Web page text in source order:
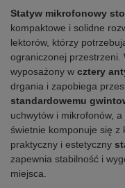
Statyw mikrofonowy
kompaktowe i solidne
lektorów, którzy
ograniczonej przestrzeni.
wyposażony w cztery
drgania i zapobiega
standardowemu
uchwytów i mikrofonów,
świetnie komponuje się z
praktyczny i estetyczny
zapewnia stabilność i
miejsca.